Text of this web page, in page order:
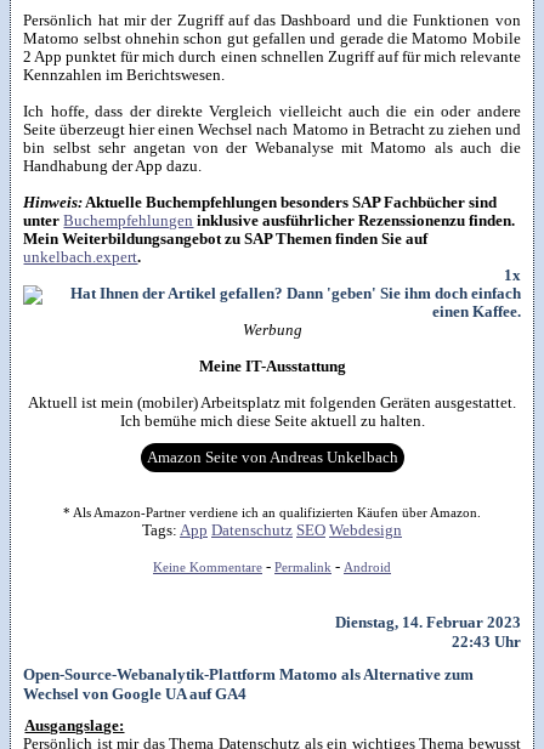
Persönlich hat mir der Zugriff auf das Dashboard und die Funktionen von
Matomo selbst ohnehin schon gut gefallen und gerade die Matomo Mobile
2 App punktet für mich durch einen schnellen Zugriff auf für mich relevante
Kennzahlen im Berichtswesen.
Ich hoffe, dass der direkte Vergleich vielleicht auch die ein oder andere
Seite überzeugt hier einen Wechsel nach Matomo in Betracht zu ziehen und
bin selbst sehr angetan von der Webanalyse mit Matomo als auch die
Handhabung der App dazu.
Hinweis:Aktuelle Buchempfehlungen besonders SAP Fachbücher sind
unterBuchempfehlungen inklusive ausführlicher Rezenssionenzu finden.
Mein Weiterbildungsangebot zu SAP Themen finden Sie auf
unkelbach.expert.
1x
Werbung
Meine IT-Ausstattung
Aktuell ist mein (mobiler) Arbeitsplatz mit folgenden Geräten ausgestattet.
Ich bemühe mich diese Seite aktuell zu halten.
Amazon Seite von Andreas Unkelbach
* Als Amazon-Partner verdiene ich an qualifizierten Käufen über Amazon.
Tags: App Datenschutz SEO Webdesign
Keine Kommentare - Permalink - Android
Dienstag, 14. Februar 2023
22:43 Uhr
Open-Source-Webanalytik-Plattform Matomo als Alternative zum
Wechsel von Google UA auf GA4
Ausgangslage:
Persönlich ist mir das Thema Datenschutz als ein wichtiges Thema bewusst